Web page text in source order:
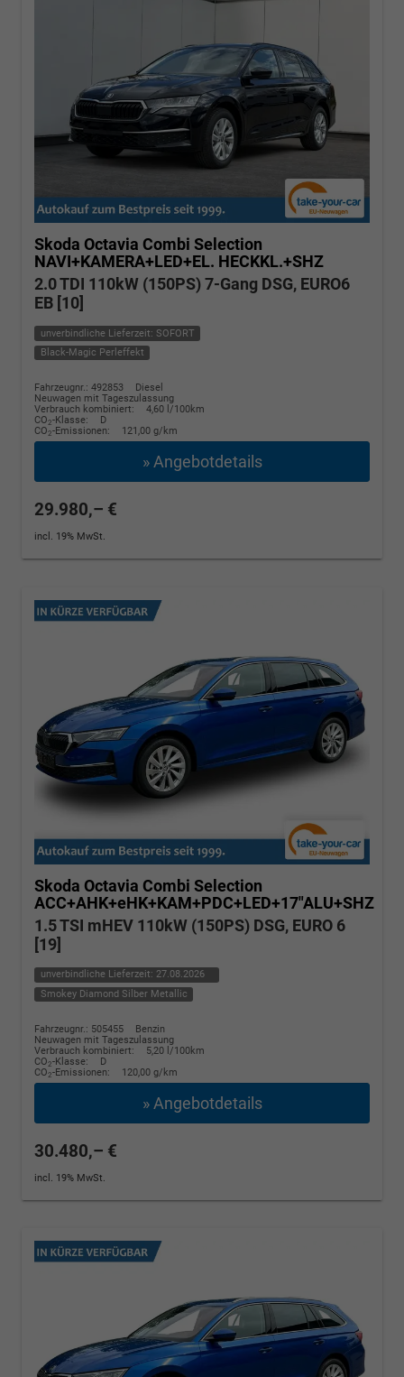
Skoda Octavia Combi Selection
NAVI+KAMERA+LED+EL. HECKKL.+SHZ
2.0 TDI 110kW (150PS) 7-Gang DSG, EURO6
EB [10]
unverbindliche Lieferzeit: SOFORT
Black-Magic Perleffekt
Fahrzeugnr.: 492853
Diesel
Neuwagen mit Tageszulassung
Verbrauch kombiniert:
4,60 l/100km
CO2-Klasse:
D
CO2-Emissionen: 121,00 g/km
» Angebotdetails
29.980,– €
incl. 19% MwSt.
Skoda Octavia Combi Selection
ACC+AHK+eHK+KAM+PDC+LED+17"ALU+SHZ
1.5 TSI mHEV 110kW (150PS) DSG, EURO 6
[19]
unverbindliche Lieferzeit: 27.08.2026
Smokey Diamond Silber Metallic
Fahrzeugnr.: 505455
Benzin
Neuwagen mit Tageszulassung
Verbrauch kombiniert:
5,20 l/100km
CO2-Klasse:
D
CO2-Emissionen: 120,00 g/km
» Angebotdetails
30.480,– €
incl. 19% MwSt.